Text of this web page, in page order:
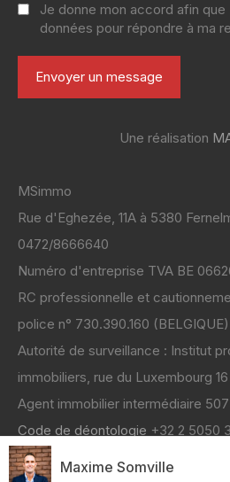
Je donne mon accord afin
données pour répondre à ma
Une réalisation
MSimmo
Rue d'Eghezée, 11A à 5380
0472/8666640
Numéro d'entreprise TVA BE
RC professionnelle et
police n° 730.390.160 (BELGIQUE)
Autorité de surveillance : Institut
immobiliers, rue du Luxembourg
Code de déontologie +32 2 5050
Maxime Somville